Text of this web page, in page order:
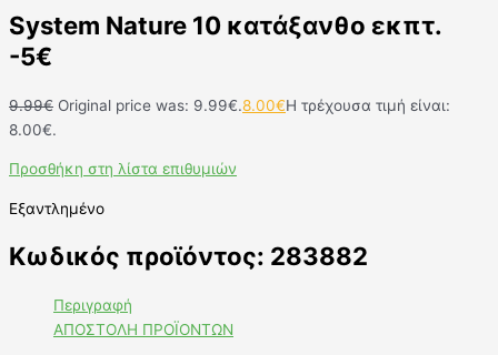
System Nature 10 κατάξανθο εκπτ.
-5€
9.99€ Original price was: 9.99€.8.00€Η τρέχουσα τιμή είναι:
8.00€.
Προσθήκη στη λίστα επιθυμιών
Εξαντλημένο
Κωδικός προϊόντος: 283882
Περιγραφή
ΑΠΟΣΤΟΛΗ ΠΡΟΪΟΝΤΩΝ